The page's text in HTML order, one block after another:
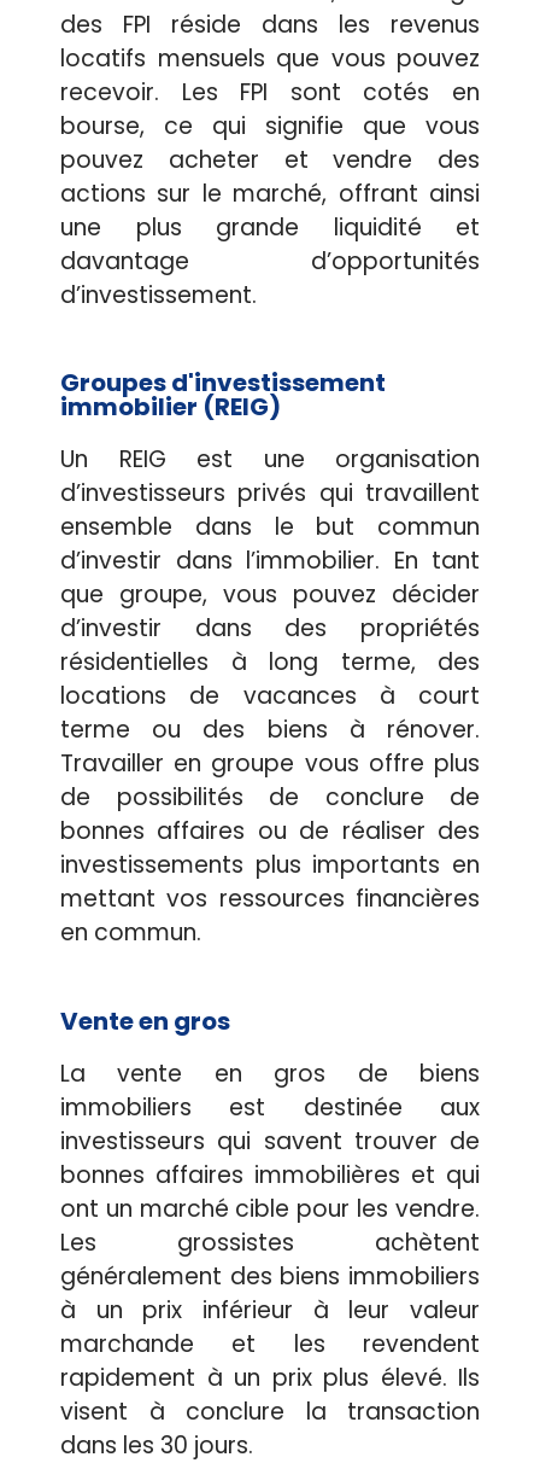
des FPI réside dans les revenus
locatifs mensuels que vous pouvez
recevoir. Les FPI sont cotés en
bourse, ce qui signifie que vous
pouvez acheter et vendre des
actions sur le marché, offrant ainsi
une plus grande liquidité et
davantage d’opportunités
d’investissement.
Groupes d'investissement
immobilier (REIG)
Un REIG est une organisation
d’investisseurs privés qui travaillent
ensemble dans le but commun
d’investir dans l’immobilier. En tant
que groupe, vous pouvez décider
d’investir dans des propriétés
résidentielles à long terme, des
locations de vacances à court
terme ou des biens à rénover.
Travailler en groupe vous offre plus
de possibilités de conclure de
bonnes affaires ou de réaliser des
investissements plus importants en
mettant vos ressources financières
en commun.
Vente en gros
La vente en gros de biens
immobiliers est destinée aux
investisseurs qui savent trouver de
bonnes affaires immobilières et qui
ont un marché cible pour les vendre.
Les grossistes achètent
généralement des biens immobiliers
à un prix inférieur à leur valeur
marchande et les revendent
rapidement à un prix plus élevé. Ils
visent à conclure la transaction
dans les 30 jours.